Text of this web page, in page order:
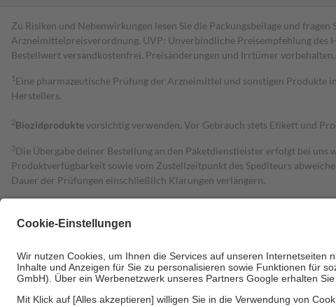
Zu Risiken und Nebenwirkungen lesen Sie die Packungsbeilage und
Arzneimittelpreisverordnung. UVP: Unverbindliche Preisempfehlung des
Bestell­wert versand­kosten­frei. Preisänderungen und Irrtümer
1 Eine pharmazeutische Prüfung der Arzneimittel und sonstigen
Herstellers.
2Biozidproduktevorsichtig verwenden. Vor Gebrauch stets Etikett und
3Die Übergabe deiner Bestellung an den Paketdienstleister erfolgt bei
Produktverfügbarkeit sowie vom Zustellzeitpunkt des Spediteurs
Dauer der Prüfungen einschließlich Klärungen verlängern.
trägt einen Teil davon als Zuzahlung mit.
zu entrichten.
Diese Regeln gelten grundsätzlich auch für Online-Apotheken.
Bei Heilmitteln und häuslicher Krankenpflege beträgt die Zuzahlung zehn
Um das Engagement der Versicherten für ihre eigene Gesundheit zu